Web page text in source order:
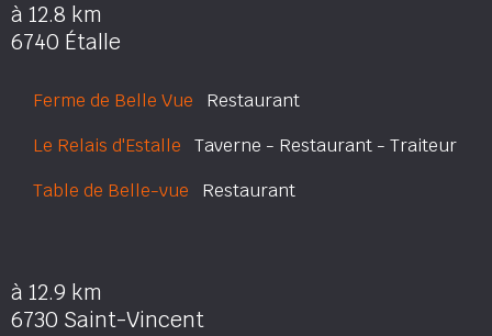
à 12.8 km
6740 Étalle
Ferme de Belle Vue Restaurant
Le Relais d'Estalle Taverne - Restaurant - Traiteur
Table de Belle-vue Restaurant
à 12.9 km
6730 Saint-Vincent